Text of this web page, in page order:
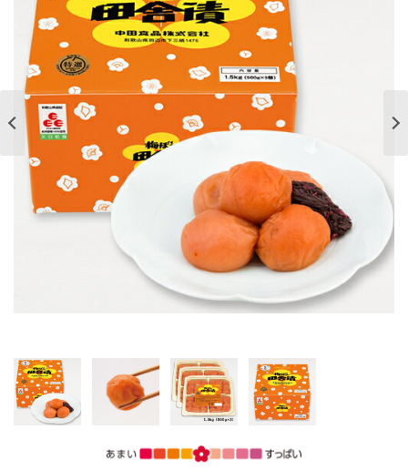
トップページ
マイページ
ご案内
初めての方へ ご利用ガイド
配送について ギフトサービス
について
0120-12-2486
【営業時間】8:30～17:30